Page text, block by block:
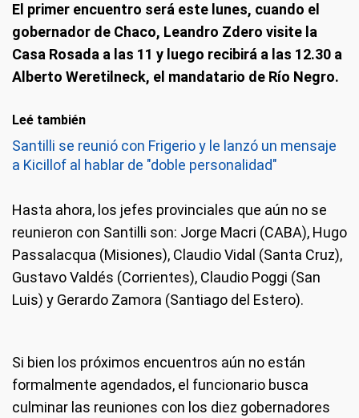
El primer encuentro será este lunes, cuando el
gobernador de Chaco, Leandro Zdero visite la
Casa Rosada a las 11 y luego recibirá a las 12.30 a
Alberto Weretilneck, el mandatario de Río Negro.
Leé también
Santilli se reunió con Frigerio y le lanzó un mensaje
a Kicillof al hablar de "doble personalidad"
Hasta ahora, los jefes provinciales que aún no se
reunieron con Santilli son: Jorge Macri (CABA), Hugo
Passalacqua (Misiones), Claudio Vidal (Santa Cruz),
Gustavo Valdés (Corrientes), Claudio Poggi (San
Luis) y Gerardo Zamora (Santiago del Estero).
Si bien los próximos encuentros aún no están
formalmente agendados, el funcionario busca
culminar las reuniones con los diez gobernadores